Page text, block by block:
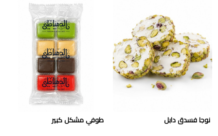
نوجا فسدق دابل طوفي مشكل كبير